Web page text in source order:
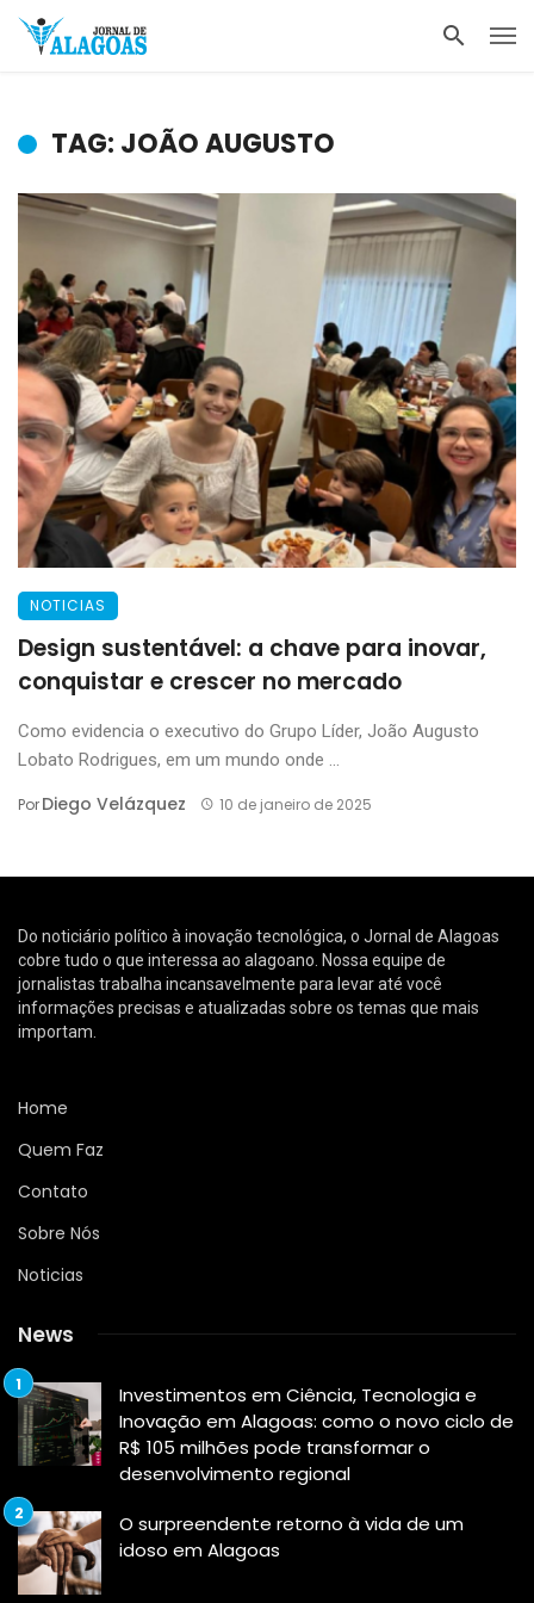
TAG: JOÃO AUGUSTO
NOTICIAS
Design sustentável: a chave para inovar,
conquistar e crescer no mercado
Como evidencia o executivo do Grupo Líder, João Augusto
Lobato Rodrigues, em um mundo onde ...
PorDiego Velázquez 10 de janeiro de 2025
Do noticiário político à inovação tecnológica, o Jornal de Alagoas
cobre tudo o que interessa ao alagoano. Nossa equipe de
jornalistas trabalha incansavelmente para levar até você
informações precisas e atualizadas sobre os temas que mais
importam.
Home
Quem Faz
Contato
Sobre Nós
Noticias
News
Investimentos em Ciência, Tecnologia e
Inovação em Alagoas: como o novo ciclo de
R$ 105 milhões pode transformar o
desenvolvimento regional
O surpreendente retorno à vida de um
idoso em Alagoas